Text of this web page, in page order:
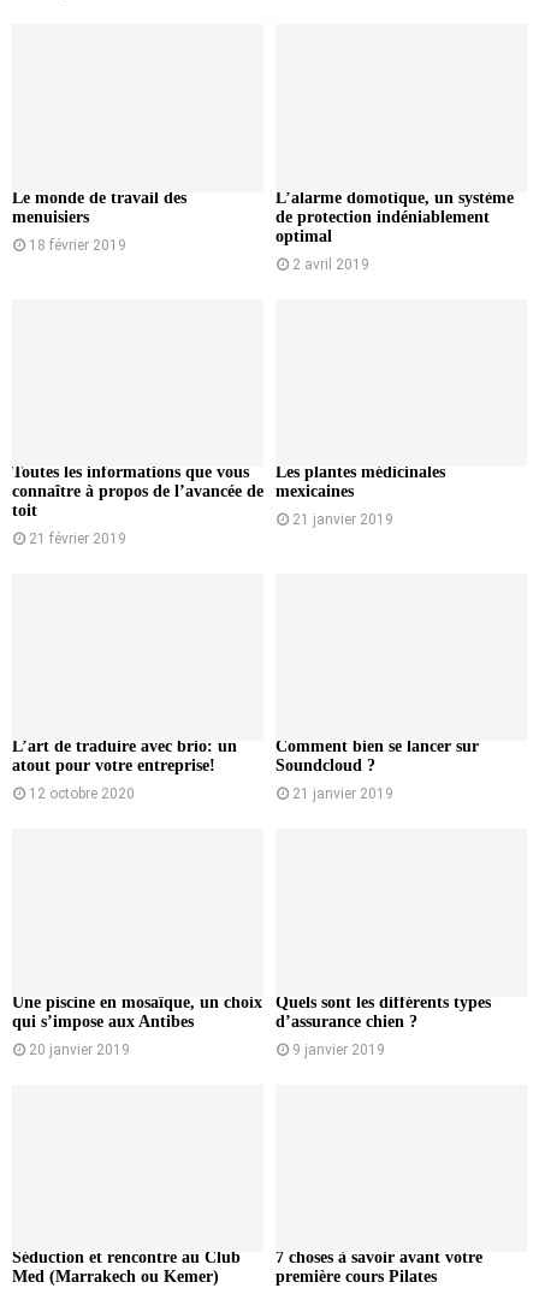
Le monde de travail des
menuisiers
18 février 2019
L’alarme domotique, un système
de protection indéniablement
optimal
2 avril 2019
Toutes les informations que vous
connaître à propos de l’avancée de
toit
21 février 2019
Les plantes médicinales
mexicaines
21 janvier 2019
L’art de traduire avec brio: un
atout pour votre entreprise!
12 octobre 2020
Comment bien se lancer sur
Soundcloud ?
21 janvier 2019
Une piscine en mosaïque, un choix
qui s’impose aux Antibes
20 janvier 2019
Quels sont les différents types
d’assurance chien ?
9 janvier 2019
Séduction et rencontre au Club
Med (Marrakech ou Kemer)
7 choses à savoir avant votre
première cours Pilates